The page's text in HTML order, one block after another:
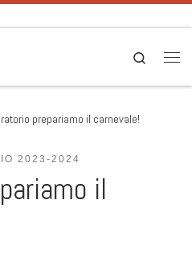
Search
prepariamo il carnevale!
2023-2024
il